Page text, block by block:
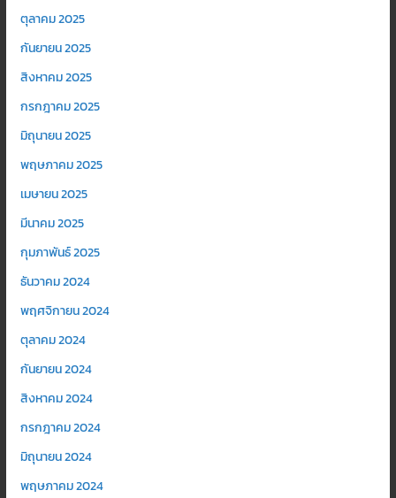
ตุลาคม 2025
กันยายน 2025
สิงหาคม 2025
กรกฎาคม 2025
มิถุนายน 2025
พฤษภาคม 2025
เมษายน 2025
มีนาคม 2025
กุมภาพันธ์ 2025
ธันวาคม 2024
พฤศจิกายน 2024
ตุลาคม 2024
กันยายน 2024
สิงหาคม 2024
กรกฎาคม 2024
มิถุนายน 2024
พฤษภาคม 2024